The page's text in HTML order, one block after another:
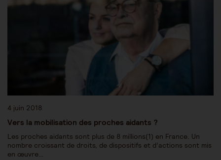
4 juin 2018
Vers la mobilisation des proches aidants ?
Les proches aidants sont plus de 8 millions(1) en France. Un
nombre croissant de droits, de dispositifs et d’actions sont mis
en œuvre…